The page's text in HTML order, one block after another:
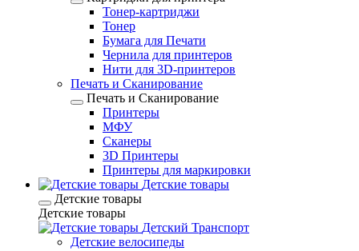
Тонер-картриджи
Тонер
Бумага для Печати
Чернила для принтеров
Нити для 3D-принтеров
Печать и Сканирование
Печать и Сканирование
Принтеры
МФУ
Сканеры
3D Принтеры
Принтеры для маркировки
Детские товары
Детские товары
Детские товары
Детский Транспорт
Детские велосипеды